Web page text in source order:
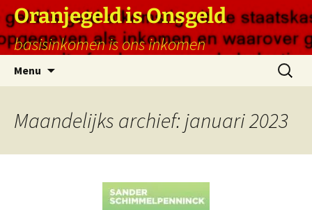
naar
de
inhoud
Oranjegeld is Onsgeld
basisinkomen is ons inkomen
Menu
Zoeken
naar:
Maandelijks archief: januari 2023